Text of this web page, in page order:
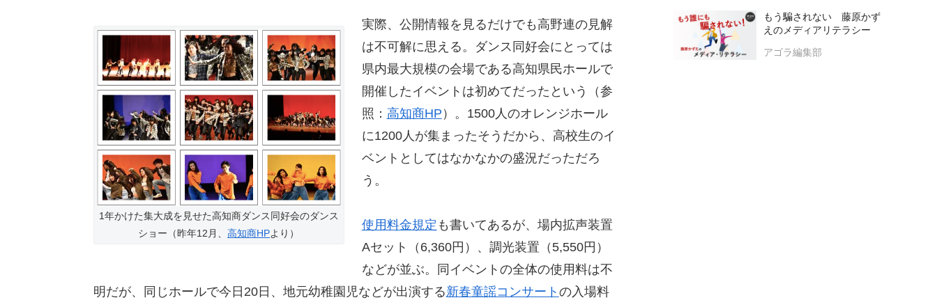
1年かけた集大成を見せた高知商ダンス同好会のダンス
ショー（昨年12月、高知商HPより）
実際、公開情報を見るだけでも高野連の見解
は不可解に思える。ダンス同好会にとっては
県内最大規模の会場である高知県民ホールで
開催したイベントは初めてだったという（参
照： 高知商HP ）。1500人のオレンジホール
に1200人が集まったそうだから、高校生のイ
ベントとしてはなかなかの盛況だっただろ
う。
使用料金規定 も書いてあるが、場内拡声装置
Aセット（6,360円）、調光装置（5,550円）
などが並ぶ。同イベントの全体の使用料は不
明だが、同じホールで今日20日、地元幼稚園児などが出演する新春童謡コンサート の入場料
もう騙されない 藤原かず
えのメディアリテラシー
アゴラ編集部